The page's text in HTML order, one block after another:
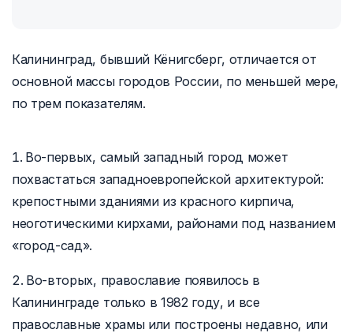
Калининград, бывший Кёнигсберг, отличается от
основной массы городов России, по меньшей мере,
по трем показателям.
Во-первых, самый западный город может
похвастаться западноевропейской архитектурой:
крепостными зданиями из красного кирпича,
неоготическими кирхами, районами под названием
«город-сад».
Во-вторых, православие появилось в
Калининграде только в 1982 году, и все
православные храмы или построены недавно, или